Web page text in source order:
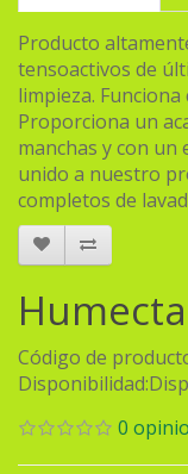
Producto
tensoactivos de
limpieza.
Proporciona un
manchas y con un
unido a nuestro
completos de
Código de
0